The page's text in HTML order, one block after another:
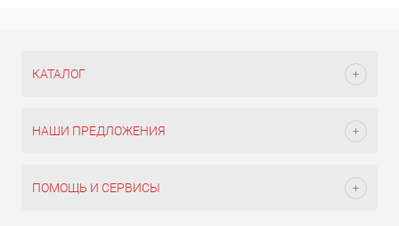
КАТАЛОГ
НАШИ ПРЕДЛОЖЕНИЯ
ПОМОЩЬ И СЕРВИСЫ